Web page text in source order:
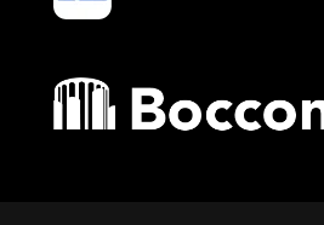
Bocconi shop